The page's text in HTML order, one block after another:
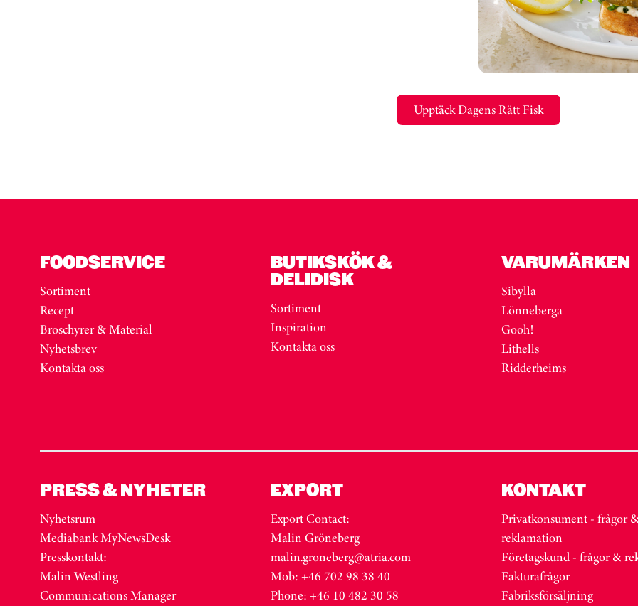
Upptäck Dagens Rätt Fisk
FOODSERVICE
Sortiment
Recept
Broschyrer & Material
Nyhetsbrev
Kontakta oss
BUTIKSKÖK &
DELIDISK
Sortiment
Inspiration
Kontakta oss
VARUMÄRKEN
Sibylla
Lönneberga
Gooh!
Lithells
Ridderheims
PRESS & NYHETER
Nyhetsrum
Mediabank MyNewsDesk
Presskontakt:
Malin Westling
Communications Manager
EXPORT
Export Contact:
Malin Gröneberg
malin.groneberg@atria.com
Mob: +46 702 98 38 40
Phone: +46 10 482 30 58
KONTAKT
Privatkonsument - frågor
reklamation
Företagskund - frågor &
Fakturafrågor
Fabriksförsäljning